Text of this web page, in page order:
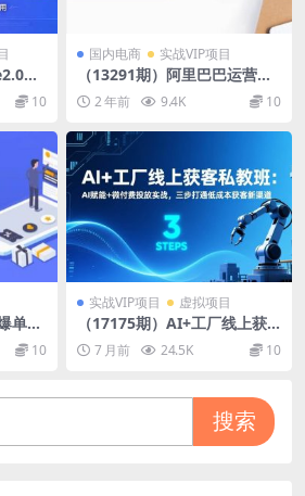
一
业大
解读10
国内电商 实战VIP项目
（13291期）阿里巴巴运营零
基础入门教程：涵盖开店、运
营、推广，快速成为电商高手
2 年前 9.4K 10
单全
步 10
实战VIP项目 虚拟项目
（17175期）AI+工厂线上获
客私教班：AI赋能+微付费投
放实战，三步打通低成本获客
7 月前 24.5K 10
搜索